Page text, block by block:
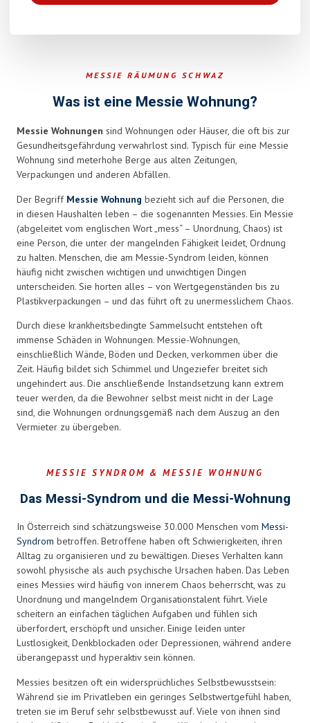
field
blank
MESSIE RÄUMUNG SCHWAZ
Was ist eine Messie Wohnung?
Messie Wohnungen sind Wohnungen oder Häuser, die oft bis zur
Gesundheitsgefährdung verwahrlost sind. Typisch für eine Messie
Wohnung sind meterhohe Berge aus alten Zeitungen,
Verpackungen und anderen Abfällen.
Der Begriff Messie Wohnung bezieht sich auf die Personen, die
in diesen Haushalten leben – die sogenannten Messies. Ein Messie
(abgeleitet vom englischen Wort „mess“ – Unordnung, Chaos) ist
eine Person, die unter der mangelnden Fähigkeit leidet, Ordnung
zu halten. Menschen, die am Messie-Syndrom leiden, können
häufig nicht zwischen wichtigen und unwichtigen Dingen
unterscheiden. Sie horten alles – von Wertgegenständen bis zu
Plastikverpackungen – und das führt oft zu unermesslichem Chaos.
Durch diese krankheitsbedingte Sammelsucht entstehen oft
immense Schäden in Wohnungen. Messie-Wohnungen,
einschließlich Wände, Böden und Decken, verkommen über die
Zeit. Häufig bildet sich Schimmel und Ungeziefer breitet sich
ungehindert aus. Die anschließende Instandsetzung kann extrem
teuer werden, da die Bewohner selbst meist nicht in der Lage
sind, die Wohnungen ordnungsgemäß nach dem Auszug an den
Vermieter zu übergeben.
MESSIE SYNDROM & MESSIE WOHNUNG
Das Messi-Syndrom und die Messi-Wohnung
In Österreich sind schätzungsweise 30.000 Menschen vom Messi-
Syndrom betroffen. Betroffene haben oft Schwierigkeiten, ihren
Alltag zu organisieren und zu bewältigen. Dieses Verhalten kann
sowohl physische als auch psychische Ursachen haben. Das Leben
eines Messies wird häufig von innerem Chaos beherrscht, was zu
Unordnung und mangelndem Organisationstalent führt. Viele
scheitern an einfachen täglichen Aufgaben und fühlen sich
überfordert, erschöpft und unsicher. Einige leiden unter
Lustlosigkeit, Denkblockaden oder Depressionen, während andere
überangepasst und hyperaktiv sein können.
Messies besitzen oft ein widersprüchliches Selbstbewusstsein:
Während sie im Privatleben ein geringes Selbstwertgefühl haben,
treten sie im Beruf sehr selbstbewusst auf. Viele von ihnen sind